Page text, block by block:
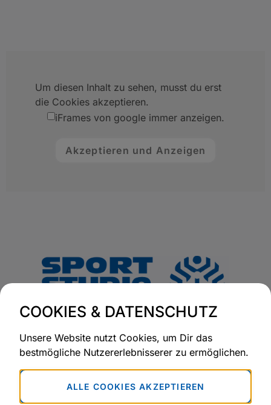
Um diesen Inhalt zu sehen, musst du erst
die Cookies akzeptieren.
iFrames von google immer anzeigen.
Akzeptieren und Anzeigen
COOKIES & DATENSCHUTZ
Unsere Website nutzt Cookies, um Dir das
bestmögliche Nutzererlebnisserer zu ermöglichen.
ALLE COOKIES AKZEPTIEREN